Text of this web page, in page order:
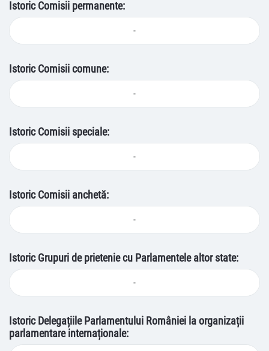
Istoric Comisii permanente:
-
Istoric Comisii comune:
-
Istoric Comisii speciale:
-
Istoric Comisii anchetă:
-
Istoric Grupuri de prietenie cu Parlamentele altor state:
-
Istoric Delegațiile Parlamentului României la organizații
parlamentare internaționale: